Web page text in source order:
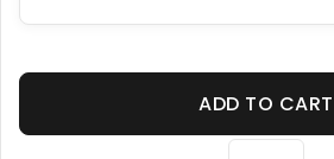
ADD TO CART